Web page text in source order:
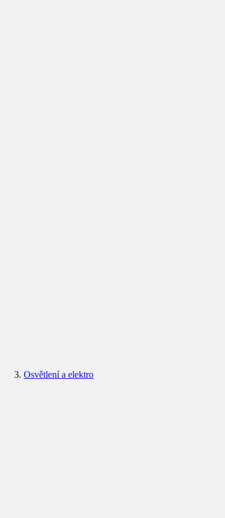
Osvětlení a elektro